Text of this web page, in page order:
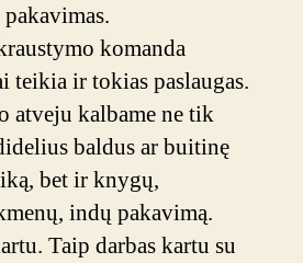
komanda
teikia ir tokias paslaugas.
atveju kalbame ne tik
baldus ar buitinę
bet ir knygų,
indų pakavimą.
Taip darbas kartu su